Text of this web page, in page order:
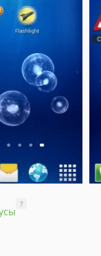
?